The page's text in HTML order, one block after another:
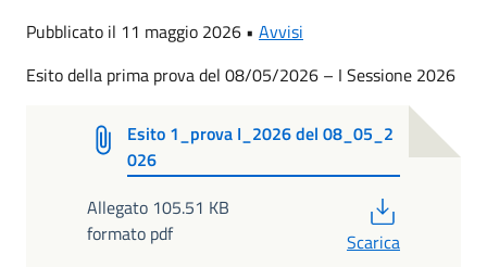
Pubblicato il 11 maggio 2026 • Avvisi
Esito della prima prova del 08/05/2026 – I Sessione 2026
Esito 1_prova I_2026 del 08_05_2
026
Allegato 105.51 KB
formato pdf
Scarica